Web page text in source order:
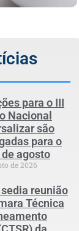
para o III
Nacional
são
para o
agosto
de 2026
reunião
Técnica